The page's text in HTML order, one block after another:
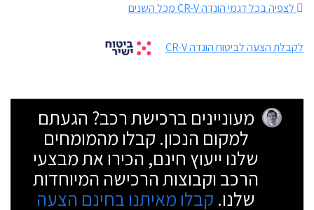
לצפיה בכל דגמי הונדה CR-V מכל השנים
לקבלת הצעה לביטוח הונדה CR-V
מעוניינים ברכישת רכב? הגעתם
למקום הנכון. קבלו מהמומחים
שלנו ייעוץ חינם, הכירו את מבצעי
הרכב וקבוצות הרכישה המיוחדות
שלנו. קבלו מאיתנו בחינם הצעה